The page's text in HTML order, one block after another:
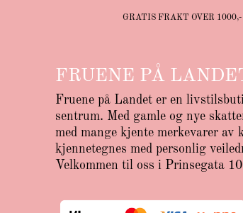
GRATIS FRAKT OVER 1000,-
FRUENE PÅ
Fruene på Landet er en
sentrum. Med gamle og nye
med mange kjente merkevarer
kjennetegnes med personlig
Velkommen til oss i Prinsegata